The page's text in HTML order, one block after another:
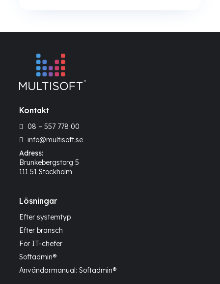
Kontakt
08 – 557 778 00
info@multisoft.se
Adress:
Brunkebergstorg 5
111 51 Stockholm
Lösningar
Efter systemtyp
Efter bransch
För IT-chefer
Softadmin®
Användarmanual: Softadmin®